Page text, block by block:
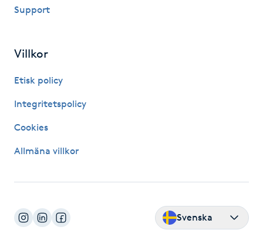
Katun fransar
Kemisk peeling
Keratinbehandling
Support
Villkor
Etisk policy
Integritetspolicy
Cookies
Allmäna villkor
Svenska